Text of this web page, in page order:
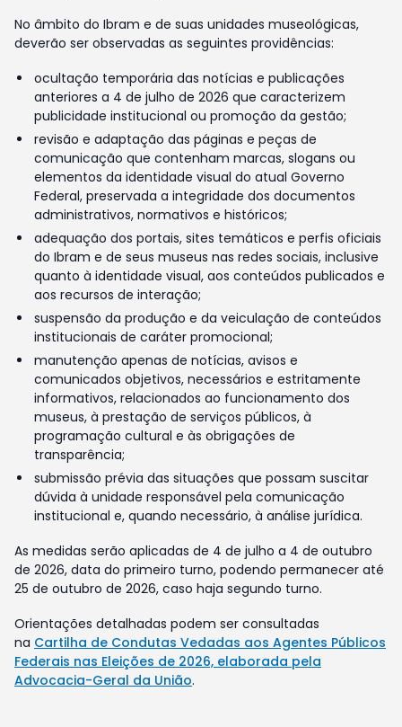
No âmbito do Ibram e de suas unidades museológicas,
deverão ser observadas as seguintes providências:
ocultação temporária das notícias e publicações
anteriores a 4 de julho de 2026 que caracterizem
publicidade institucional ou promoção da gestão;
revisão e adaptação das páginas e peças de
comunicação que contenham marcas, slogans ou
elementos da identidade visual do atual Governo
Federal, preservada a integridade dos documentos
administrativos, normativos e históricos;
adequação dos portais, sites temáticos e perfis oficiais
do Ibram e de seus museus nas redes sociais, inclusive
quanto à identidade visual, aos conteúdos publicados e
aos recursos de interação;
suspensão da produção e da veiculação de conteúdos
institucionais de caráter promocional;
manutenção apenas de notícias, avisos e
comunicados objetivos, necessários e estritamente
informativos, relacionados ao funcionamento dos
museus, à prestação de serviços públicos, à
programação cultural e às obrigações de
transparência;
submissão prévia das situações que possam suscitar
dúvida à unidade responsável pela comunicação
institucional e, quando necessário, à análise jurídica.
As medidas serão aplicadas de 4 de julho a 4 de outubro
de 2026, data do primeiro turno, podendo permanecer até
25 de outubro de 2026, caso haja segundo turno.
Orientações detalhadas podem ser consultadas
na Cartilha de Condutas Vedadas aos Agentes Públicos
Federais nas Eleições de 2026, elaborada pela
Advocacia-Geral da União.